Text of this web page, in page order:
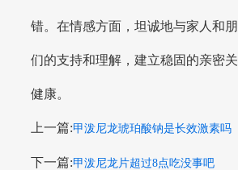
错。在情感方面，坦诚地与家人和
们的支持和理解，建立稳固的亲密
健康。
上一篇:甲泼尼龙琥珀酸钠是长效激素吗
下一篇:甲泼尼龙片超过8点吃没事吧